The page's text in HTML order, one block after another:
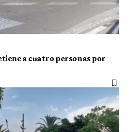
a cuatro personas por